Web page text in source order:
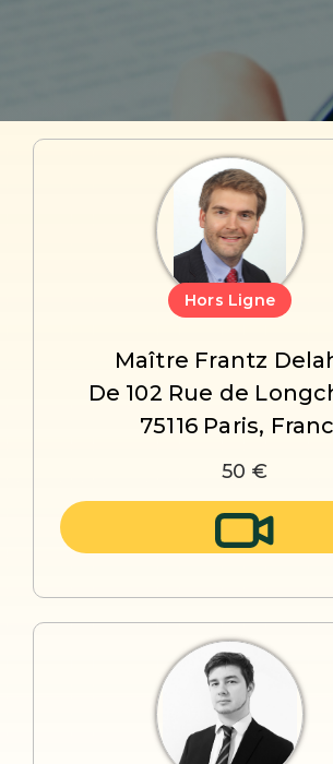
Hors Ligne
Maître Frantz
De 102 Rue de
75116 Paris,
50 €